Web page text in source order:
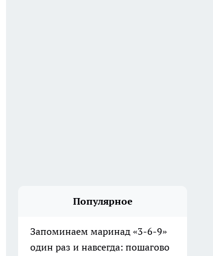
Популярное
Запоминаем маринад «3-6-9»
один раз и навсегда: пошагово